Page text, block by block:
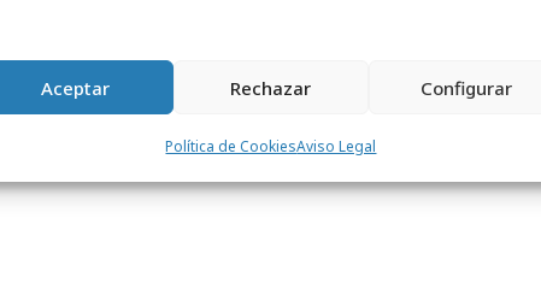
Aceptar Rechazar Configurar
Política de CookiesAviso Legal
que empodere y dé visibilidad al equipo.
y Martín son algunos de los
los que he tenido la suerte de trabajar
De Pietri. “Ahora tendrán ocasión
sustancial en el producto creativo y en